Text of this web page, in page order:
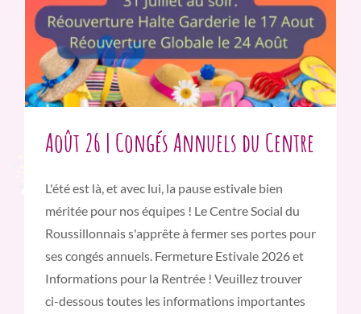
Août 26 | Congés Annuels du Centre
L'été est là, et avec lui, la pause estivale bien
méritée pour nos équipes ! Le Centre Social du
Roussillonnais s'apprête à fermer ses portes pour
ses congés annuels. Fermeture Estivale 2026 et
Informations pour la Rentrée ! Veuillez trouver
ci-dessous toutes les informations importantes